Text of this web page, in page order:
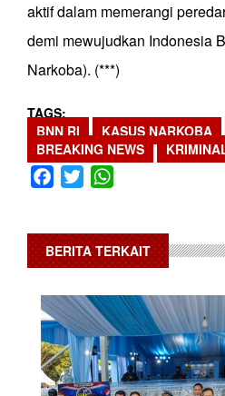
aktif dalam memerangi
demi mewujudkan Indonesia
Narkoba). (***)
TAGS
BNN RI
KASUS NARKOBA
BREAKING NEWS
Facebook
Twitter
BERITA TERKAIT